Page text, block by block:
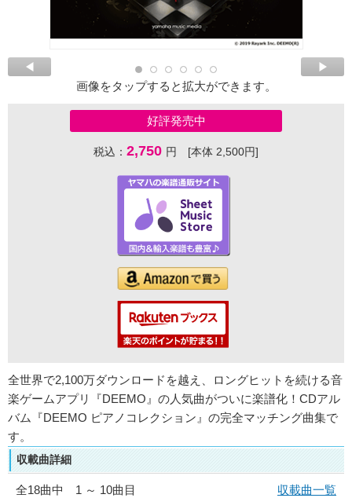
画像をタップすると拡大ができます。
好評発売中
税込： 2,750 円 [本体 2,500円]
全世界で2,100万ダウンロードを越え、ロングヒットを続ける音
楽ゲームアプリ『DEEMO』の人気曲がついに楽譜化！CDアル
バム『DEEMO ピアノコレクション』の完全マッチング曲集で
す。
収載曲詳細
全18曲中 1 ～ 10曲目 収載曲一覧